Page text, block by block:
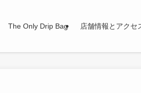
The Only Drip Bag 店舗情報とアクセ